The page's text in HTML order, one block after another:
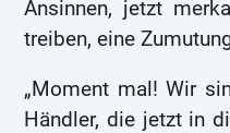
Ansinnen, jetzt
treiben, eine
„Moment mal! Wir
Händler, die jetzt in